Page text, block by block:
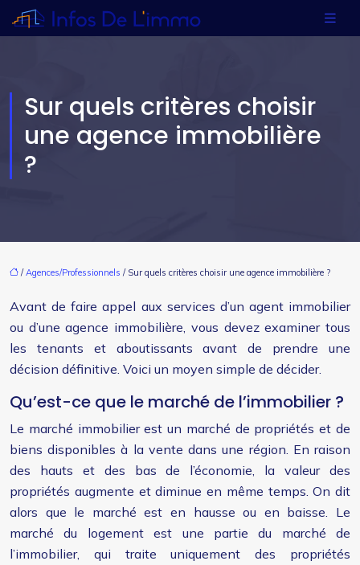
Sur quels critères choisir
une agence immobilière
?
/Agences/Professionnels / Sur quels critères choisir une agence immobilière ?
Avant de faire appel aux services d’un agent immobilier
ou d’une agence immobilière, vous devez examiner tous
les tenants et aboutissants avant de prendre une
décision définitive. Voici un moyen simple de décider.
Qu’est-ce que le marché de l’immobilier ?
Le marché immobilier est un marché de propriétés et de
biens disponibles à la vente dans une région. En raison
des hauts et des bas de l’économie, la valeur des
propriétés augmente et diminue en même temps. On dit
alors que le marché est en hausse ou en baisse. Le
marché du logement est une partie du marché de
l’immobilier, qui traite uniquement des propriétés